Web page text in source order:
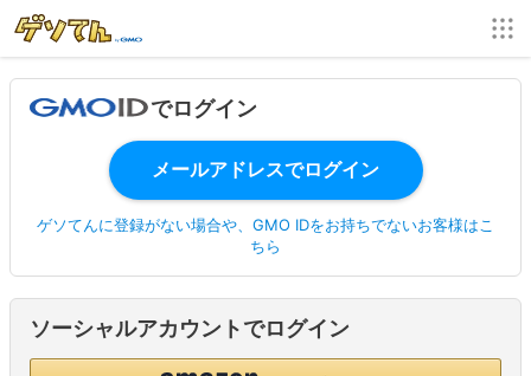
でログイン
ゲソてんに登録がない場合や、GMO IDをお持ちでないお客様はこ
ちら
ソーシャルアカウントでログイン